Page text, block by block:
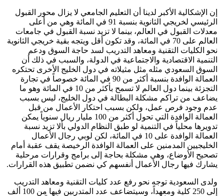
إن الإشكالية الأكبر لدينا أن التعليم الجامعي لا يزال محور القبول
الرئيسي لخريجي الثانوية بنسبة 91 في المائة وهي من أعلى
معدلات القبول في العالم، بينما لا تزيد نسبة القبول في جامعات
العالم على 70 في المائة، وقد تكون أقل ويتجه بقية خريجي الثانوية
نحو الكليات التقنية ومعاهد التدريب لسد حاجة السوق ودعم
التنمية الاقتصادية والاجتماعية في الدولة، والسبب في ذلك أن
السوق السعودي مثله مثل مثيلاته في دول الخليج الأخرى تحتكره
العمالة الوافدة بنسبة أكثر من 90 في المائة خصوصاً في تجارة
التجزئة بينما دول العالم لا تسمح بأكثر من 10 في المائة وهو ما
يضاعف من تراكم مشكلة البطالة في دول الخليج، ليس بسبب
عدم وجود فرص عمل، ولكن بسبب احتكار الأعمال من قبل
العمالة الوافدة التي تحول أكثر من 100 مليار ريال سنوياً يمكن
تدويرها محلياً في التنمية لو طبق النظام الدولي بألا تزيد نسبة
العمالة الوافدة على 10 في المائة، لكن لوبي رجال الأعمال
الخليجيين المدمنين على العمالة الوافدة الرخيصة يقف عقبة أمام
تصحيح الأوضاع، وهي مشكلة بحاجة إلى برامج وقرارات مرحلية
يشارك فيها رجال الأعمال أنفسهم كي نضمن تطبيق هذه القرارات.
ولدى السعودية توجه نحو رفع عدد كليات التقنية ومعاهد التدريب
إلى 250 كلية ومعهداً، وسيتضاعف عدد المتدربين فيها من 100 ألف